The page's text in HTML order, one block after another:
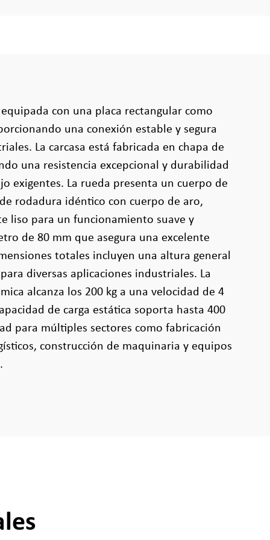
con una placa rectangular como
una conexión estable y segura
La carcasa está fabricada en chapa de
una resistencia excepcional y durabilidad
exigentes. La rueda presenta un cuerpo de
rodadura idéntico con cuerpo de aro,
liso para un funcionamiento suave y
de 80 mm que asegura una excelente
totales incluyen una altura general
diversas aplicaciones industriales. La
alcanza los 200 kg a una velocidad de 4
de carga estática soporta hasta 400
para múltiples sectores como fabricación
construcción de maquinaria y equipos